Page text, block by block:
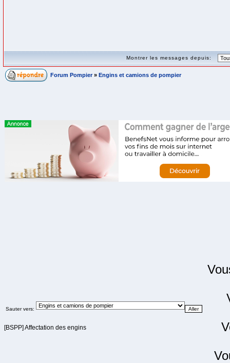
Montrer les messages depuis:
Forum Pompier » Engins et camions de pompier
Sauter vers:
[BSPP] Affectation des engins